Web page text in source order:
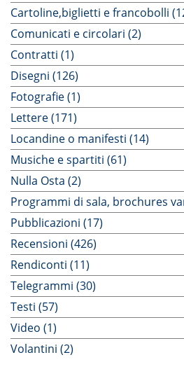
Cartoline,biglietti e francobolli
Comunicati e circolari (2)
Contratti (1)
Disegni (126)
Fotografie (1)
Lettere (171)
Locandine o manifesti (14)
Musiche e spartiti (61)
Nulla Osta (2)
Programmi di sala, brochures
Pubblicazioni (17)
Recensioni (426)
Rendiconti (11)
Telegrammi (30)
Testi (57)
Video (1)
Volantini (2)